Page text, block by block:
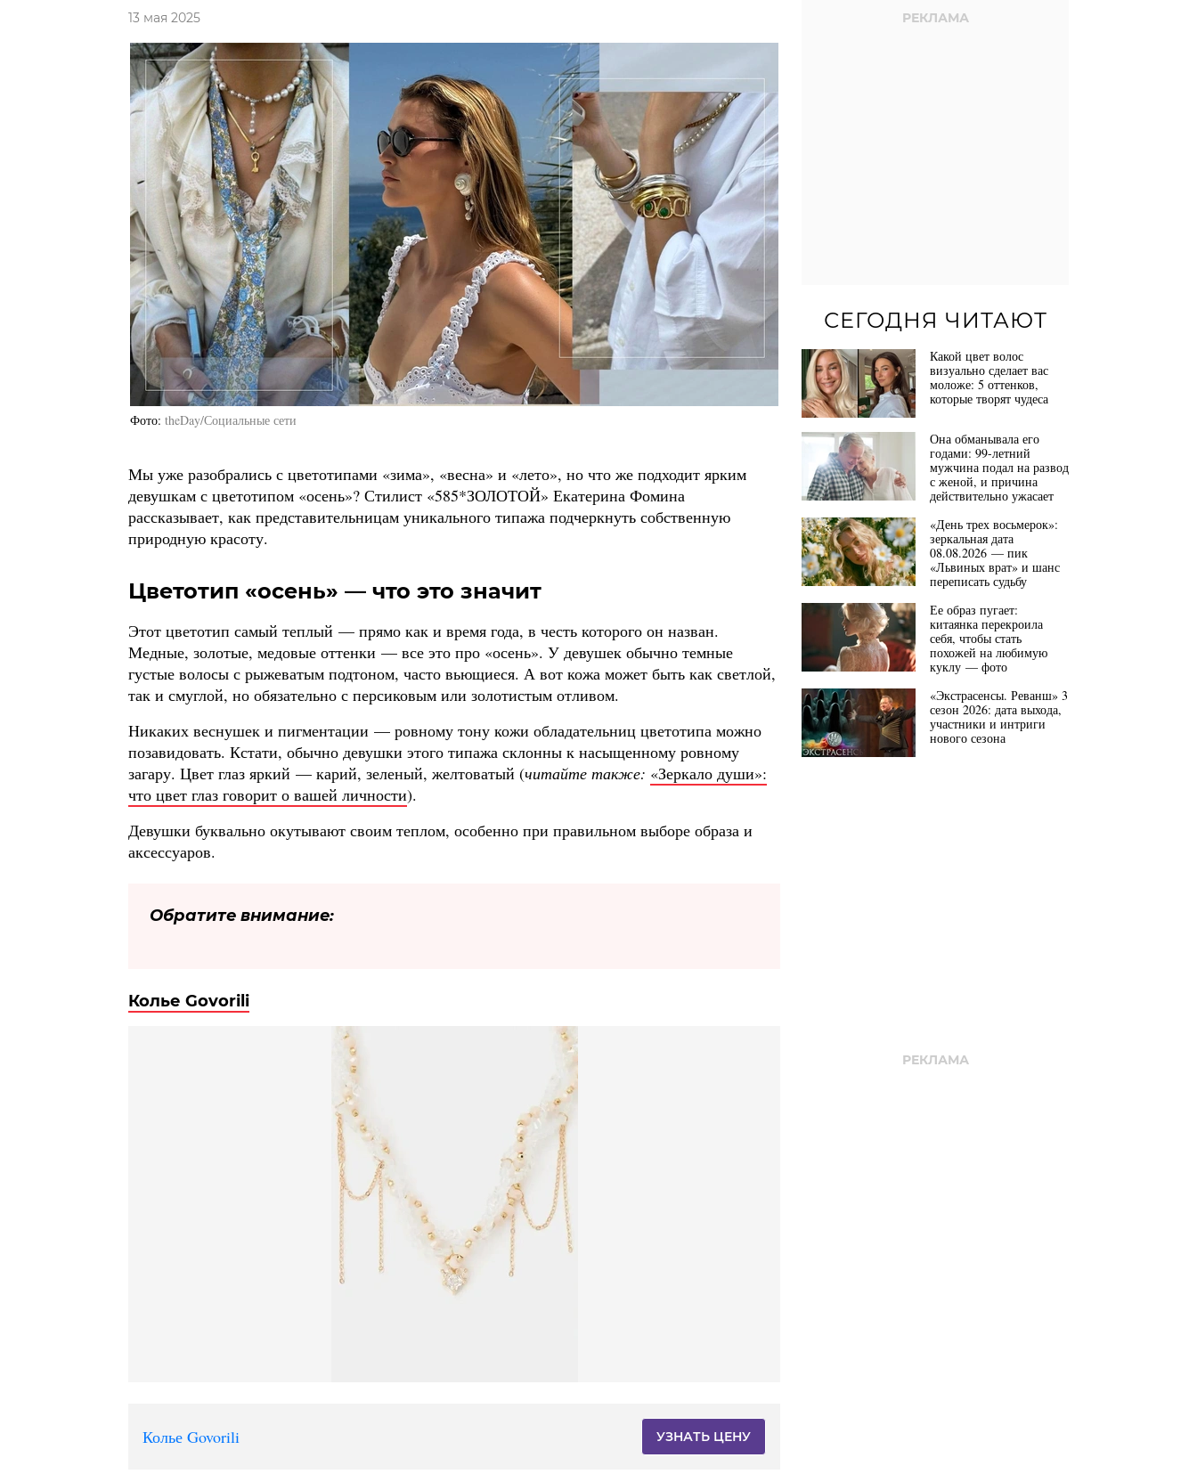
13 мая 2025
Фото theDay/Социальные сети
Мы уже разобрались с цветотипами «зима», «весна» и «лето», но что же подходит ярким
девушкам с цветотипом «осень»? Стилист «585*ЗОЛОТОЙ» Екатерина Фомина
рассказывает, как представительницам уникального типажа подчеркнуть собственную
природную красоту.
Цветотип «осень» — что это значит
Этот цветотип самый теплый — прямо как и время года, в честь которого он назван.
Медные, золотые, медовые оттенки — все это про «осень». У девушек обычно темные
густые волосы с рыжеватым подтоном, часто вьющиеся. А вот кожа может быть как светлой,
так и смуглой, но обязательно с персиковым или золотистым отливом.
Никаких веснушек и пигментации — ровному тону кожи обладательниц цветотипа можно
позавидовать. Кстати, обычно девушки этого типажа склонны к насыщенному ровному
загару. Цвет глаз яркий — карий, зеленый, желтоватый (читайте также: «Зеркало души»:
что цвет глаз говорит о вашей личности).
Девушки буквально окутывают своим теплом, особенно при правильном выборе образа и
аксессуаров.
Обратите внимание:
Колье Govorili
Колье Govorili УЗНАТЬ ЦЕНУ
СЕГОДНЯ ЧИТАЮТ
Какой цвет волос
визуально сделает вас
моложе: 5 оттенков,
которые творят чудеса
Она обманывала его
годами: 99-летний
мужчина подал на развод
с женой, и причина
действительно ужасает
«День трех восьмерок»:
зеркальная дата
08.08.2026 — пик
«Львиных врат» и шанс
переписать судьбу
Ее образ пугает:
китаянка перекроила
себя, чтобы стать
похожей на любимую
куклу — фото
«Экстрасенсы. Реванш» 3
сезон 2026: дата выхода,
участники и интриги
нового сезона